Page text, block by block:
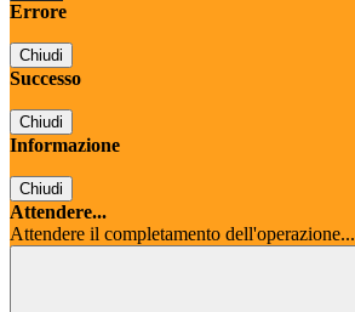
Errore
Chiudi
Successo
Chiudi
Informazione
Chiudi
Attendere...
Attendere il completamento dell'operazione...